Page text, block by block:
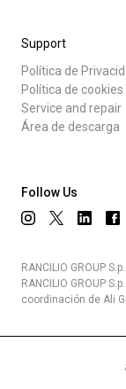
Support
Política de
Política de cookies
Service and repair
Área de descarga
Follow Us
RANCILIO GROUP
RANCILIO GROUP
coordinación de Ali